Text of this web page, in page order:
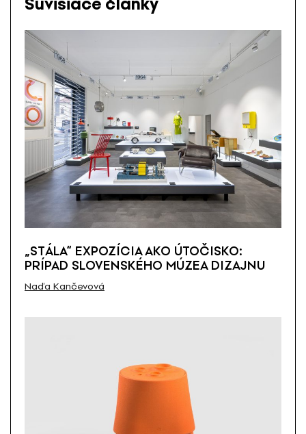
„STÁLA“ EXPOZÍCIA AKO ÚTOČISKO:
PRÍPAD SLOVENSKÉHO MÚZEA DIZAJNU
Naďa Kančevová